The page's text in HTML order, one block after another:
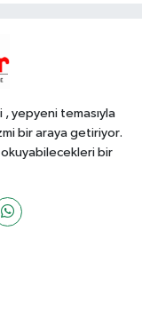
yepyeni temasıyla
bir araya getiriyor.
okuyabilecekleri bir